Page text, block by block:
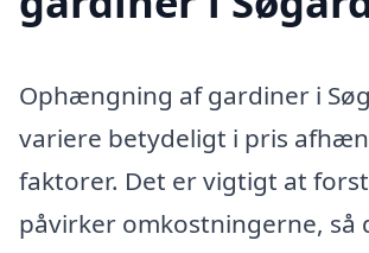
Ophængning af gardiner i
variere betydeligt i pris
faktorer. Det er vigtigt at
påvirker omkostningerne, så